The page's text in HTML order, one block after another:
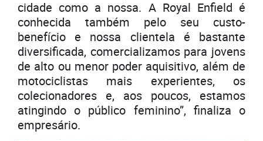
cidade como a nossa. A Royal Enfield é
conhecida também pelo seu custo-
benefício e nossa clientela é bastante
diversificada, comercializamos para jovens
de alto ou menor poder aquisitivo, além de
motociclistas mais experientes, os
colecionadores e, aos poucos, estamos
atingindo o público feminino”, finaliza o
empresário.